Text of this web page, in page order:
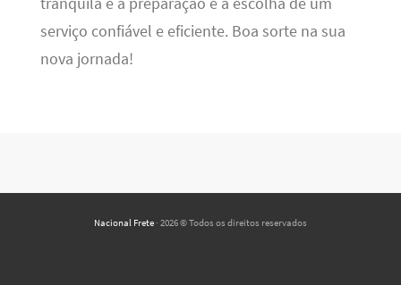
serviço confiável e eficiente. Boa sorte na sua
nova jornada!
Nacional Frete · 2026 © Todos os direitos reservados